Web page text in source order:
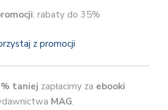
: rabaty do 35%
z promocji
taniej zapłacimy za ebooki
MAG.